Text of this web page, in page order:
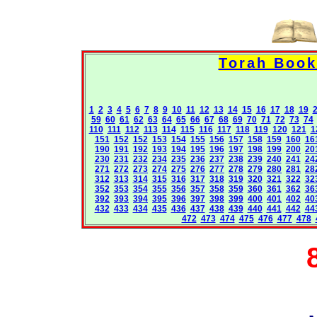
1 2 3 4 5 6 7 8 9 10 11 12 13 14 15 16 17 18 19
59 60 61 62 63 64 65 66 67 68 69 70 71 72 73 74
110 111 112 113 114 115 116 117 118 119 120 121
151 152 152 153 154 155 156 157 158 159 160
190 191 192 193 194 195 196 197 198 199 200
230 231 232 234 235 236 237 238 239 240 241
271 272 273 274 275 276 277 278 279 280 281
312 313 314 315 316 317 318 319 320 321 322
352 353 354 355 356 357 358 359 360 361 362
392 393 394 395 396 397 398 399 400 401 402
432 433 434 435 436 437 438 439 440 441 442
472 473 474 475 476 477 478